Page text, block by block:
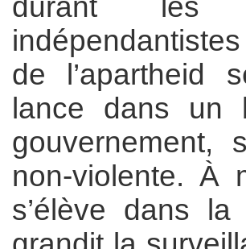
durant les
de l’apartheid
lance dans
gouvernement,
non-violente. À
s’élève dans la